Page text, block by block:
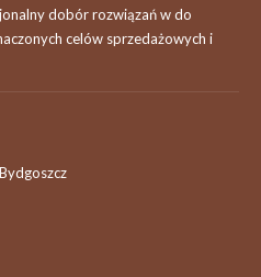
dobór rozwiązań w do
celów sprzedażowych i